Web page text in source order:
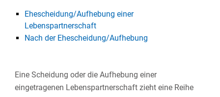
Ehescheidung/Aufhebung einer
Lebenspartnerschaft
Nach der Ehescheidung/Aufhebung
Eine Scheidung oder die Aufhebung einer
eingetragenen Lebenspartnerschaft zieht eine Reihe